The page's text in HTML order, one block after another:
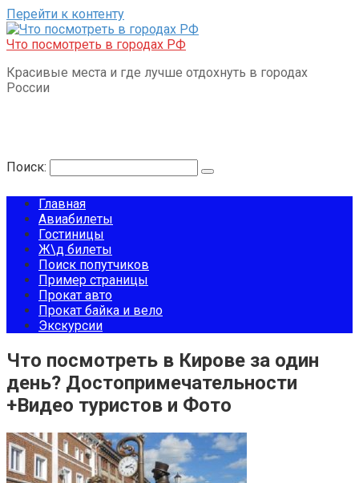
Перейти к контенту
Что посмотреть в городах РФ
Красивые места и где лучше отдохнуть в городах
России
Поиск:
Главная
Авиабилеты
Гостиницы
Ж\д билеты
Поиск попутчиков
Пример страницы
Прокат авто
Прокат байка и вело
Экскурсии
Что посмотреть в Кирове за один
день? Достопримечательности
+Видео туристов и Фото